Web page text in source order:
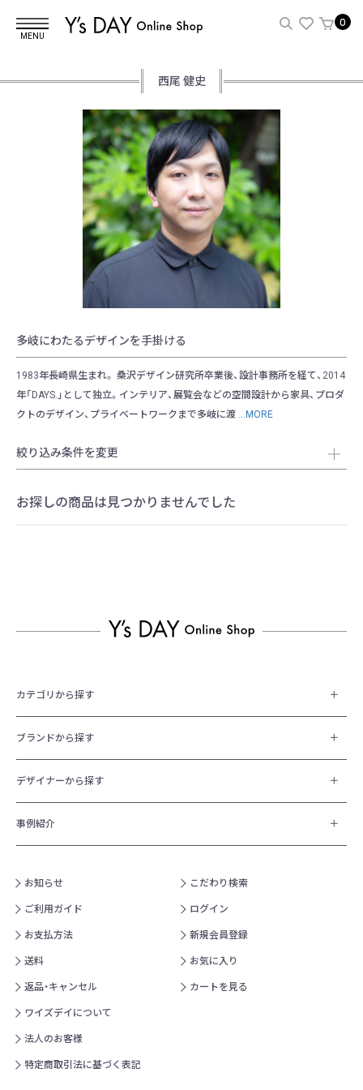
MENU
0
西尾 健史
多岐にわたるデザインを手掛ける
1983年長崎県生まれ。 桑沢デザイン研究所卒業後、設計事務所を経て、2014
年「DAYS.」として独立。インテリア、展覧会などの空間設計から家具、プロダ
クトのデザイン、プライベートワークまで多岐に渡 ...MORE
絞り込み条件を変更
お探しの商品は見つかりませんでした
カテゴリから探す
ブランドから探す
デザイナーから探す
事例紹介
お知らせ
ご利用ガイド
お支払方法
送料
返品・キャンセル
ワイズデイについて
法人のお客様
特定商取引法に基づく表記
こだわり検索
ログイン
新規会員登録
お気に入り
カートを見る